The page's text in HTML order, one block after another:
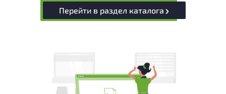
Перейти в раздел каталога